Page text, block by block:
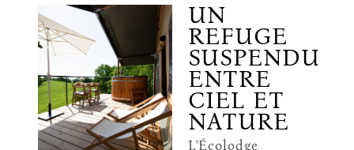
UN
REFUGE
SUSPENDU
ENTRE
CIEL ET
NATURE
L'Écolodge